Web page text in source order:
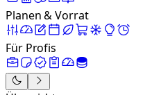
Planen & Vorrat
Für Profis